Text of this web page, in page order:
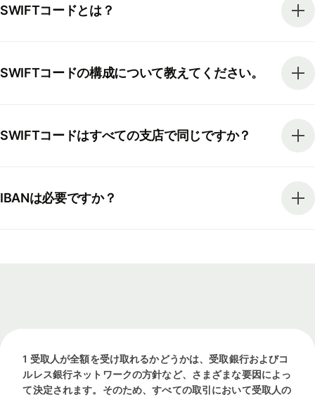
SWIFTコードとは？
SWIFTコードの構成について教えてください。
SWIFTコードはすべての支店で同じですか？
IBANは必要ですか？
1 受取人が全額を受け取れるかどうかは、受取銀行およびコ
ルレス銀行ネットワークの方針など、さまざまな要因によっ
て決定されます。そのため、すべての取引において受取人の